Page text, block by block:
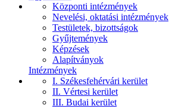
Központi intézmények
Nevelési, oktatási intézmények
Testületek, bizottságok
Gyűjtemények
Képzések
Alapítványok
Intézmények
I. Székesfehérvári kerület
II. Vértesi kerület
III. Budai kerület